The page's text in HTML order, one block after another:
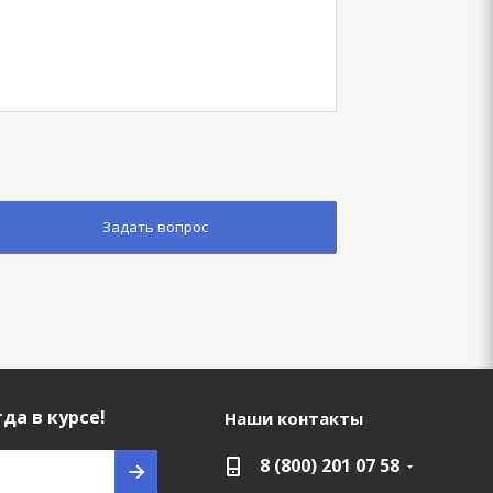
в курсе! Наши контакты
8 (800) 201 07 58